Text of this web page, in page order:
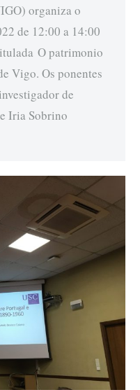
organiza o
de 12:00 a 14:00
O patrimonio
Vigo. Os ponentes
de
Iria Sobrino